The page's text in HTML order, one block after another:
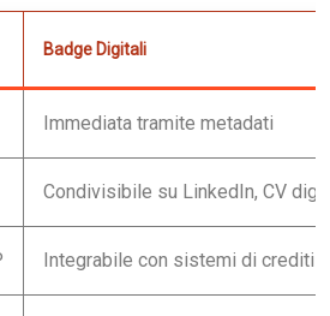
Badge Digitali
Immediata tramite metadati
Condivisibile su LinkedIn, CV
Integrabile con sistemi di crediti